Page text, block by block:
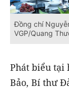
Đồng chí
VGP/Quang
Phát biểu tại
Bảo, Bí thư